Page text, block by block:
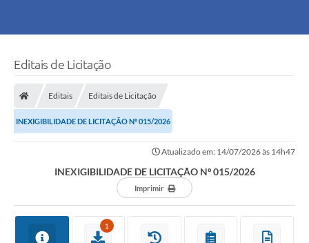
Editais de Licitação
Editais Editais de Licitação
INEXIGIBILIDADE DE LICITAÇÃO Nº 015/2026
Atualizado em: 14/07/2026 às 14h47
INEXIGIBILIDADE DE LICITAÇÃO Nº 015/2026
Imprimir
1